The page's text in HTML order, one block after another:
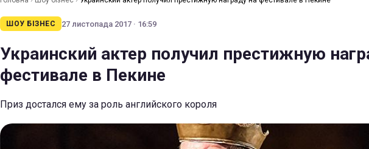
ШОУ БІЗНЕС 27 листопада 2017 · 16:59
Украинский актер получил престижную
фестивале в Пекине
Приз достался ему за роль английского короля